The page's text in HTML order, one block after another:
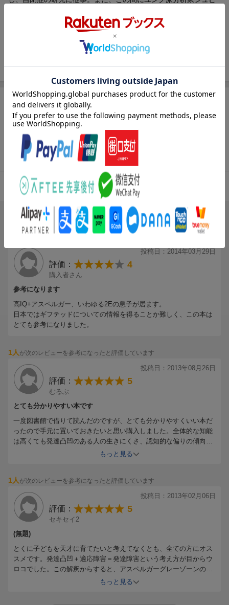
部精神科助手、静岡大学教育学部教授を経て、２００１年から現
室内設計家。大同大学工学部建築学科非常勤講師。神奈川県生ま
れ。桑沢デザイン研究所・住宅インテリア研究科卒業。女性で初
めて日本建築学会賞を受賞した林雅子氏などに学ぶ。第一六回リ
フォームコンクール総合部門で、三次元空間での人の動きを想定
した総合的なデザイン力への評価で優秀賞を受賞。２００５年の
愛知万博では、環境をテーマにしながら、認知的発想による「記
憶に残る空間」を愛知県館・長久手と瀬戸の両ＶＩＰルームで設
計表現している
名古屋大学発達心理精神科学教育研究センター「軽度発達障害分
野における治療教育的支援事業」の特任研究員。臨床心理士。１
９７９年、和歌山県生まれ。名古屋大学教育学部卒業後、名古屋
大学大学院教育発達科学研究科博士課程前期課程に進学。博士課
程前期課程を修了後、同大学院博士課程後期課程に進学・中退
し、２００７年５月から現職。専門は発達臨床心理学で、学校と
家庭の連携、被援助志向性、発達障害のある子どもへの支援、子
どもの強迫様行動などを研究している（本データはこの書籍が刊
行された当時に掲載されていたものです）
商品レビュー（17件）
総合評価：
ブックスのレビュー（10件）
が次のレビューを参考になったと評価しています
投稿日：2014年03月29日
評価： 4
購入者さん
参考になります
高IQ+アスペルガー、いわゆる2Eの息子が居ます。
日本ではギフテッドについての情報を得ることか難しく、この本は
とても参考になりました。
1人 が次のレビューを参考になったと評価しています
投稿日：2013年08月26日
評価： 5
むるぶ
とても分かりやすい本です
一度図書館で借りて読んだのですが、とても分かりやすくいい本だ
ったので手元に置いておきたいと思い購入しました。全体的な知能
は高くても発達凸凹のある人の生きにくさ、認知的な偏りの傾向に
よる適応のしにくさの違いについてまで本当に分かりやすく細やか
と、、、すぐにどうにかできる問題ではないと思いますが有益な問
題提起をしてくれている本だと思います。
ただ、この本の題名だけはいただけない。「天才の育て方」という
サブタイトルでは、天才を育てる、いわゆる英才教育の本ととらえ
かねられない気がします…そこだけが残念。
もっと見る
1人 が次のレビューを参考になったと評価しています
投稿日：2013年02月06日
評価： 5
セキセイ2
(無題)
とくに子どもを天才に育てたいと考えてなくとも、全ての方にオス
スメです。発達凸凹＋適応障害＝発達障害という考え方が目からウ
ロコでした。この解釈からすると、アスペルガーグレーゾーンの人
は発達凸凹であり、鬱などの症状が出てしまっている時はアスペ的
もっと見る